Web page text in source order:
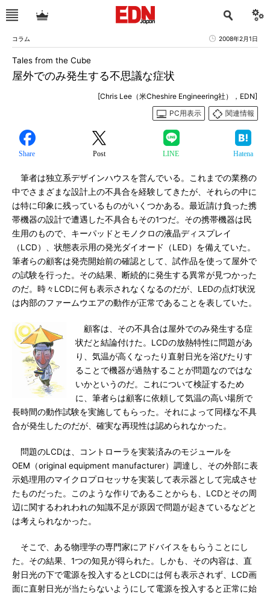
コラム 2008年2月1日
屋外でのみ発生する不思議な症状
Tales from the Cube
[Chris Lee（米Cheshire Engineering社），EDN]
PC用表示
関連情報
Share Post LINE Hatena
筆者は独立系デザインハウスを営んでいる。これまでの業務の
中でさまざまな設計上の不具合を経験してきたが、それらの中に
は特に印象に残っているものがいくつかある。最近請け負った携
帯機器の設計で遭遇した不具合もその1つだ。その携帯機器は民
生用のもので、キーパッドとモノクロの液晶ディスプレイ
（LCD）、状態表示用の発光ダイオード（LED）を備えていた。
筆者らの顧客は発売開始前の確認として、試作品を使って屋外で
の試験を行った。その結果、断続的に発生する異常が見つかった
のだ。時々LCDに何も表示されなくなるのだが、LEDの点灯状況
は内部のファームウエアの動作が正常であることを表していた。
顧客は、その不具合は屋外でのみ発生する症
状だと結論付けた。LCDの放熱特性に問題があ
り、気温が高くなったり直射日光を浴びたりす
ることで機器が過熱することが問題なのではな
いかというのだ。これについて検証するため
に、筆者らは顧客に依頼して気温の高い場所で
長時間の動作試験を実施してもらった。それによって同様な不具
合が発生したのだが、確実な再現性は認められなかった。
問題のLCDは、コントローラを実装済みのモジュールを
OEM（original equipment manufacturer）調達し、その外部に表
示処理用のマイクロプロセッサを実装して表示器として完成させ
たものだった。このような作りであることからも、LCDとその周
辺に関するわれわれの知識不足が原因で問題が起きているなどと
は考えられなかった。
そこで、ある物理学の専門家にアドバイスをもらうことにし
た。その結果、1つの知見が得られた。しかも、その内容は、直
射日光の下で電源を投入するとLCDには何も表示されず、LCD画
面に直射日光が当たらないようにして電源を投入すると正常に始